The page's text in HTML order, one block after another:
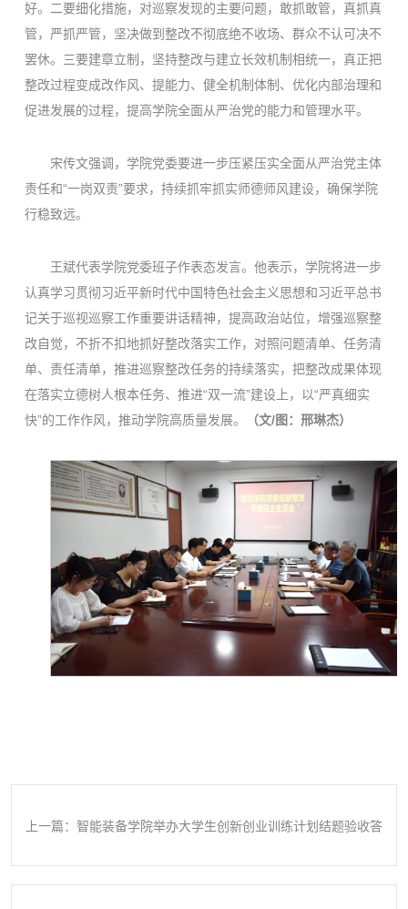
好。二要细化措施，对巡察发现的主要问题，敢抓敢管，真抓真
管，严抓严管，坚决做到整改不彻底绝不收场、群众不认可决不
罢休。三要建章立制，坚持整改与建立长效机制相统一，真正把
整改过程变成改作风、提能力、健全机制体制、优化内部治理和
促进发展的过程，提高学院全面从严治党的能力和管理水平。
宋传文强调，学院党委要进一步压紧压实全面从严治党主体
责任和“一岗双责”要求，持续抓牢抓实师德师风建设，确保学院
行稳致远。
王斌代表学院党委班子作表态发言。他表示，学院将进一步
认真学习贯彻习近平新时代中国特色社会主义思想和习近平总书
记关于巡视巡察工作重要讲话精神，提高政治站位，增强巡察整
改自觉，不折不扣地抓好整改落实工作，对照问题清单、任务清
单、责任清单，推进巡察整改任务的持续落实，把整改成果体现
在落实立德树人根本任务、推进“双一流”建设上，以“严真细实
快”的工作作风，推动学院高质量发展。
（文/图：邢琳杰）
上一篇：智能装备学院举办大学生创新创业训练计划结题验收答